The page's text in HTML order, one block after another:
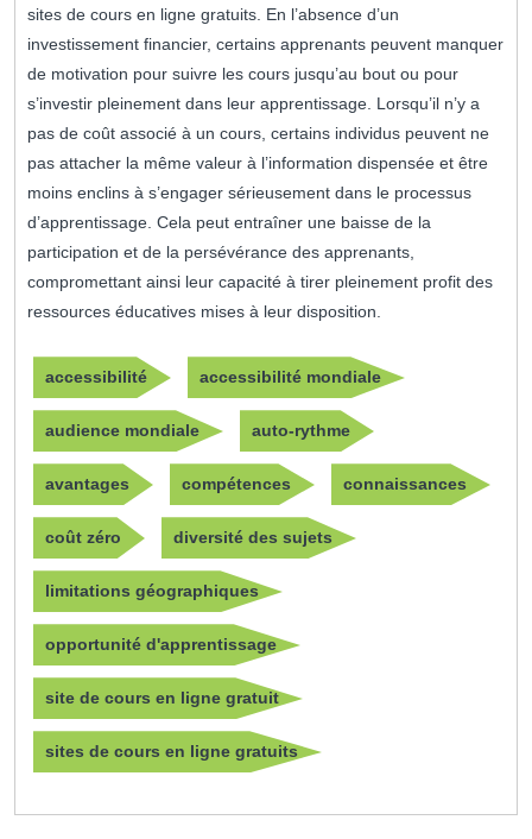
sites de cours en ligne gratuits. En l’absence d’un
investissement financier, certains apprenants peuvent manquer
de motivation pour suivre les cours jusqu’au bout ou pour
s’investir pleinement dans leur apprentissage. Lorsqu’il n’y a
pas de coût associé à un cours, certains individus peuvent ne
pas attacher la même valeur à l’information dispensée et être
moins enclins à s’engager sérieusement dans le processus
d’apprentissage. Cela peut entraîner une baisse de la
participation et de la persévérance des apprenants,
compromettant ainsi leur capacité à tirer pleinement profit des
ressources éducatives mises à leur disposition.
accessibilité accessibilité mondiale
audience mondiale auto-rythme
avantages compétences connaissances
coût zéro diversité des sujets
limitations géographiques
opportunité d'apprentissage
site de cours en ligne gratuit
sites de cours en ligne gratuits